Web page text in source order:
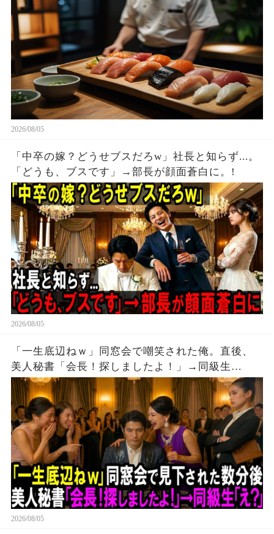
2026/08/05
「中卒の嫁？どうせブスだろw」社長と知らず...。
「どうも、ブスです」→部長が顔面蒼白に。!
2026/08/05
「一生底辺ねｗ」同窓会で嘲笑された俺。直後、
美人秘書「会長！探しましたよ！」→同級生
「え？」。
2026/08/05